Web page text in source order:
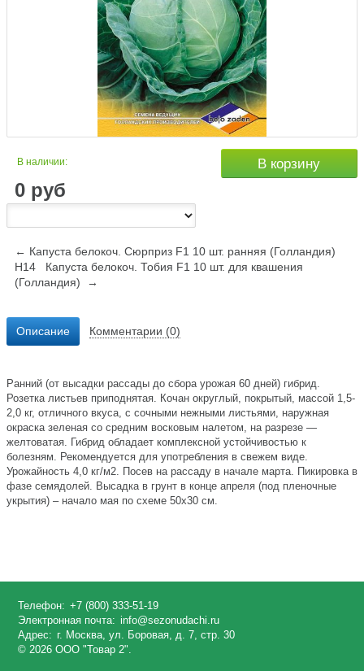
В наличии:
0 руб
В корзину
← Капуста белокоч. Сюрприз F1 10 шт. ранняя (Голландия)
Н14
Капуста белокоч. Тобия F1 10 шт. для квашения
(Голландия) →
Описание Комментарии (0)
Ранний (от высадки рассады до сбора урожая 60 дней) гибрид.
Розетка листьев приподнятая. Кочан округлый, покрытый, массой 1,5-
2,0 кг, отличного вкуса, с сочными нежными листьями, наружная
окраска зеленая со средним восковым налетом, на разрезе —
желтоватая. Гибрид обладает комплексной устойчивостью к
болезням. Рекомендуется для употребления в свежем виде.
Урожайность 4,0 кг/м2. Посев на рассаду в начале марта. Пикировка в
фазе семядолей. Высадка в грунт в конце апреля (под пленочные
укрытия) – начало мая по схеме 50х30 см.
Телефон: +7 (800) 333-51-19
Электронная почта: info@sezonudachi.ru
Адрес: г. Москва, ул. Боровая, д. 7, стр. 30
© 2026 ООО "Товар 2".